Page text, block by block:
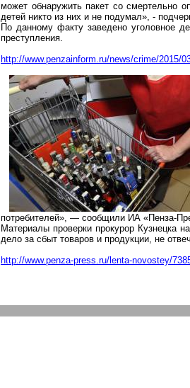
может обнаружить пакет со смертельно
детей никто из них и не подумал», -
По данному факту заведено уголовное
преступления.
http://www.penzainform.ru/news/crime/2015/
потребителей», — сообщили ИА «Пенза-
Материалы проверки прокурор Кузнецка
дело за сбыт товаров и продукции, не
http://www.penza-press.ru/lenta-novostey/